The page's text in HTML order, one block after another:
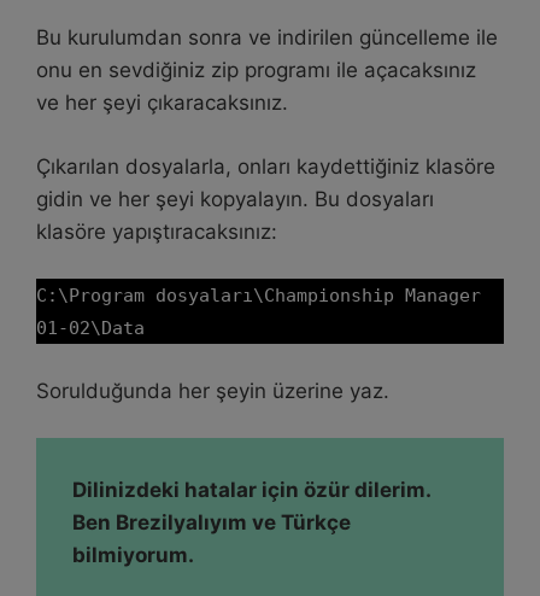
Bu kurulumdan sonra ve indirilen güncelleme ile
onu en sevdiğiniz zip programı ile açacaksınız
ve her şeyi çıkaracaksınız.
Çıkarılan dosyalarla, onları kaydettiğiniz klasöre
gidin ve her şeyi kopyalayın. Bu dosyaları
klasöre yapıştıracaksınız:
C:\Program dosyaları\Championship Manager
01-02\Data
Sorulduğunda her şeyin üzerine yaz.
Dilinizdeki hatalar için özür dilerim.
Ben Brezilyalıyım ve Türkçe
bilmiyorum.